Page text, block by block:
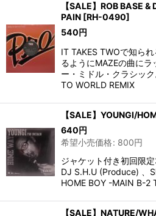
【SALE】ROB BASE
PAIN [RH-0490]
540円
IT TAKES TWOで知ら
るようにMAZEの曲に
ー・ミドル・クラシッ
TO WORLD REMIX
【SALE】YOUNGI/
640円
希望小売価格: 800円
ジャケット付き初回限
DJ S.H.U (Produce) 、
HOME BOY -MAIN B-2
【SALE】NATURE/